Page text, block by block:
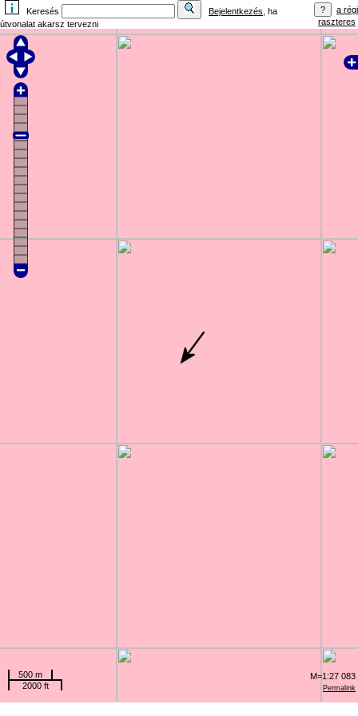
Keresés Bejelentkezés , ha
útvonalat akarsz tervezni
a régi
raszteres
Permalink
500 m
2000 ft
M=1:27 083